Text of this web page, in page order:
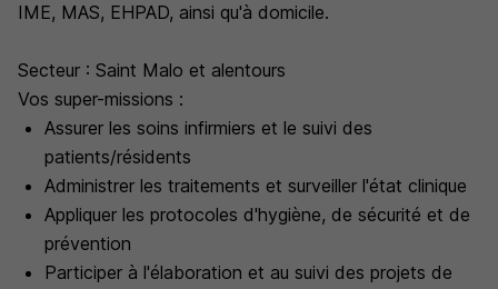
IME, MAS, EHPAD, ainsi qu'à domicile.
Secteur : Saint Malo et alentours
Vos super-missions :
Assurer les soins infirmiers et le suivi des
patients/résidents
Administrer les traitements et surveiller l'état clinique
Appliquer les protocoles d'hygiène, de sécurité et de
prévention
Participer à l'élaboration et au suivi des projets de